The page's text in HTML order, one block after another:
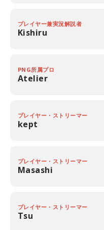
プレイヤー兼実況解説者
Kishiru
PNG所属プロ
Atelier
プレイヤー・ストリーマー
kept
プレイヤー・ストリーマー
Masashi
プレイヤー・ストリーマー
Tsu